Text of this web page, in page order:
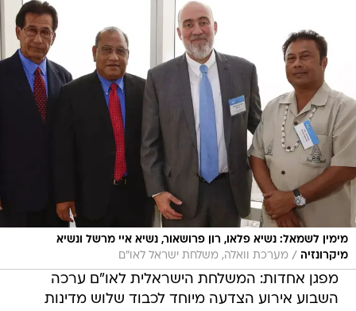
מימין לשמאל: נשיא פלאו, רון פרושאור, נשיא איי מרשל ונשיא
מיקרונזיה / מערכת וואלה, משלחת ישראל לאו"ם
מפגן אחדות: המשלחת הישראלית לאו"ם ערכה
השבוע אירוע הצדעה מיוחד לכבוד שלוש מדינות